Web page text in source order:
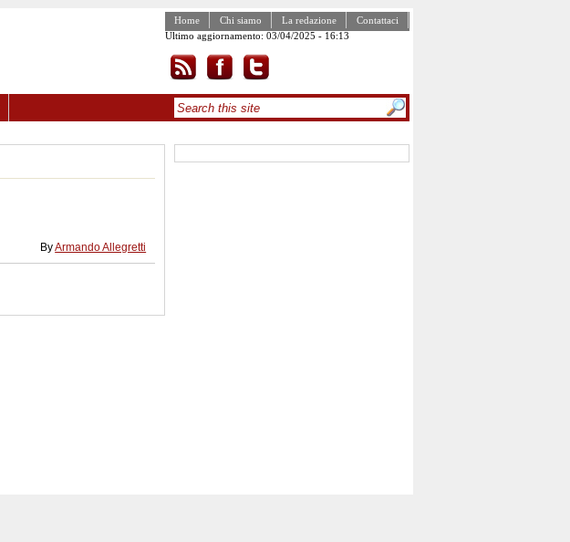
Home Chi siamo La redazione
Contattaci
Ultimo aggiornamento: 03/04/2025 - 16:13
ByArmando Allegretti